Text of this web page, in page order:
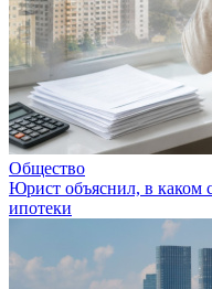
Общество
Юрист объяснил, в каком
ипотеки